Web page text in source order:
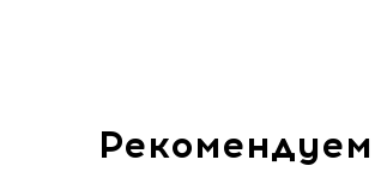
Рекомендуем